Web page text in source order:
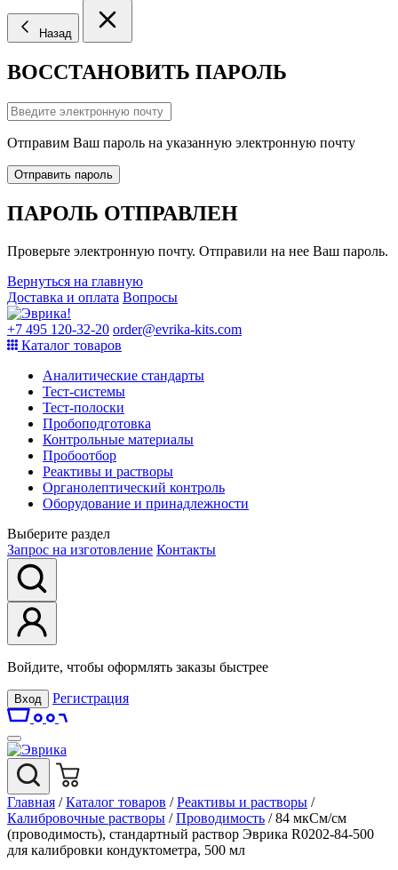
Назад
ВОССТАНОВИТЬ ПАРОЛЬ
Отправим Ваш пароль на указанную электронную почту
Отправить пароль
ПАРОЛЬ ОТПРАВЛЕН
Проверьте электронную почту. Отправили на нее Ваш пароль.
Вернуться на главную
Доставка и оплата Вопросы
+7 495 120-32-20 order@evrika-kits.com
Каталог товаров
Аналитические стандарты
Тест-системы
Тест-полоски
Пробоподготовка
Контрольные материалы
Пробоотбор
Реактивы и растворы
Органолептический контроль
Оборудование и принадлежности
Выберите раздел
Запрос на изготовление Контакты
Войдите, чтобы оформлять заказы быстрее
Вход Регистрация
Главная / Каталог товаров / Реактивы и растворы /
Калибровочные растворы / Проводимость / 84 мкСм/см
(проводимость), стандартный раствор Эврика R0202-84-500
для калибровки кондуктометра, 500 мл